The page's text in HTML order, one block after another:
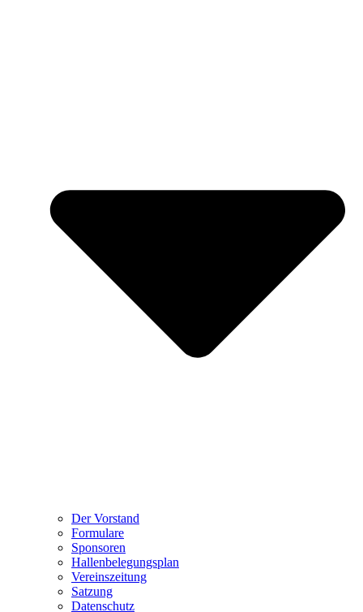
Der Vorstand
Formulare
Sponsoren
Hallenbelegungsplan
Vereinszeitung
Satzung
Datenschutz